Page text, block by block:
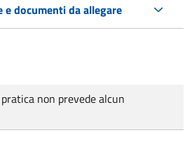
documenti da allegare
non prevede alcun